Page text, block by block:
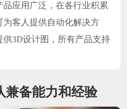
应用广泛，在各行业积累
为客人提供自动化解决方
供3D设计图，所有产品支持
兼备能力和经验